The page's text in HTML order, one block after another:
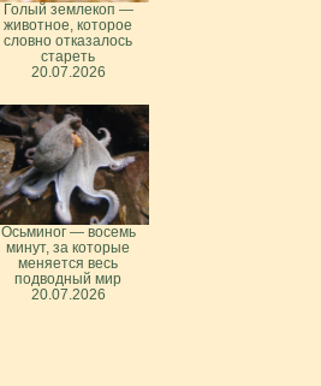
Голый землекоп —
животное, которое
словно отказалось
стареть
20.07.2026
Осьминог — восемь
минут, за которые
меняется весь
подводный мир
20.07.2026